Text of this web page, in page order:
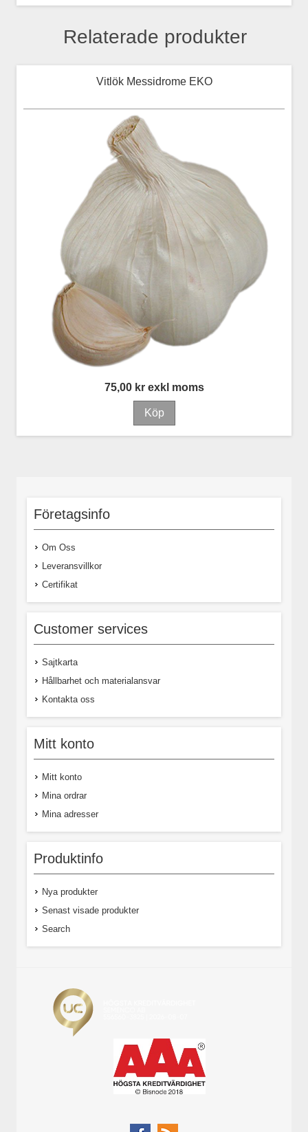
Relaterade produkter
Vitlök Messidrome EKO
75,00 kr exkl moms
Företagsinfo
Om Oss
Leveransvillkor
Certifikat
Customer services
Sajtkarta
Hållbarhet och materialansvar
Kontakta oss
Mitt konto
Mitt konto
Mina ordrar
Mina adresser
Produktinfo
Nya produkter
Senast visade produkter
Search